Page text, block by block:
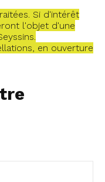
Si d'intérêt
l'objet d'une
en ouverture